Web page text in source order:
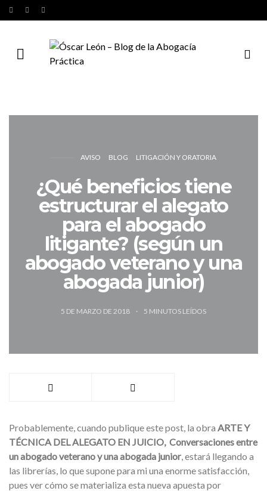
AVISO BLOG LITIGACIÓN Y ORATORIA
¿Qué beneficios tiene
estructurar el alegato
para el abogado
litigante? (según un
abogado veterano y una
abogada junior)
5 DE MARZO DE 2018 5 MINUTOS LEÍDOS
Probablemente, cuando publique este post, la obra ARTE Y
TÉCNICA DEL ALEGATO EN JUICIO, Conversaciones entre
un abogado veterano y una abogada junior, estará llegando a
las librerías, lo que supone para mi una enorme satisfacción,
pues ver cómo se materializa esta nueva apuesta por